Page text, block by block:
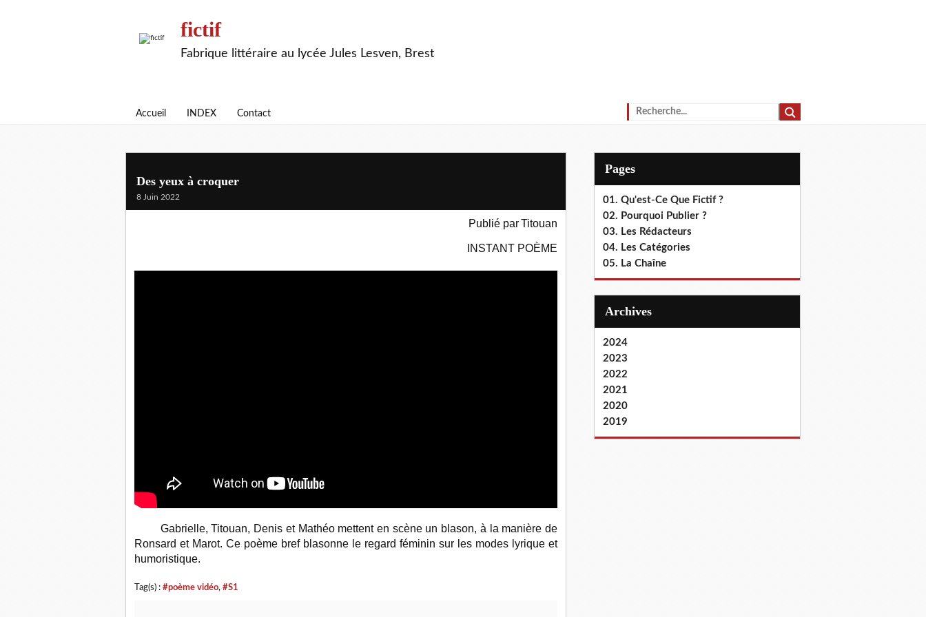
fictif
Fabrique littéraire au lycée Jules Lesven, Brest
Accueil INDEX Contact
Des yeux à croquer
8 Juin 2022
Publié parTitouan
INSTANT POÈME
Gabrielle, Titouan, Denis et Mathéo mettent en scène un blason, à la manière de
Ronsard et Marot. Ce poème bref blasonne le regard féminin sur les modes lyrique et
humoristique.
Tag(s) : #poème vidéo, #S1
Pages
01. Qu'est-Ce Que Fictif ?
02. Pourquoi Publier ?
03. Les Rédacteurs
04. Les Catégories
05. La Chaîne
Archives
2024
2023
2022
2021
2020
2019